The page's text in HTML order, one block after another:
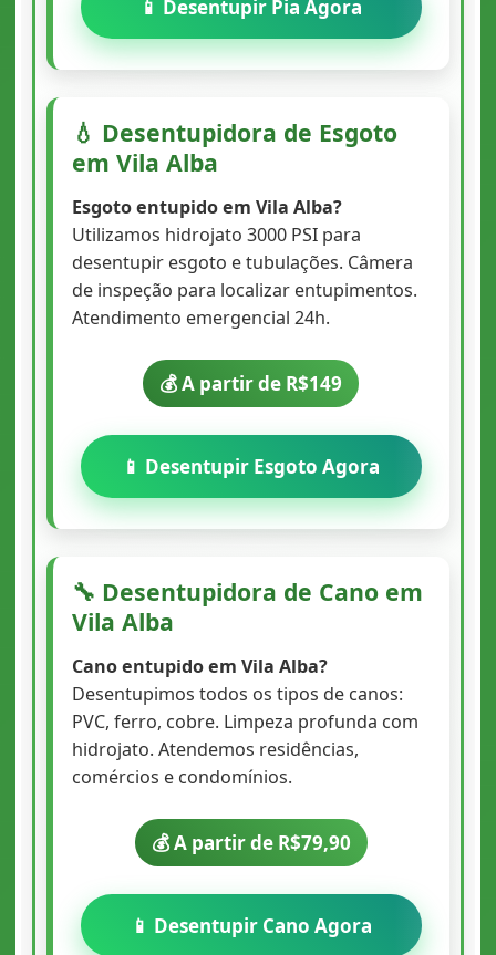
📱 Desentupir Pia Agora
💧 Desentupidora de Esgoto
em Vila Alba
Esgoto entupido em Vila Alba?
Utilizamos hidrojato 3000 PSI para
desentupir esgoto e tubulações. Câmera
de inspeção para localizar entupimentos.
Atendimento emergencial 24h.
💰 A partir de R$149
📱 Desentupir Esgoto Agora
🔧 Desentupidora de Cano em
Vila Alba
Cano entupido em Vila Alba?
Desentupimos todos os tipos de canos:
PVC, ferro, cobre. Limpeza profunda com
hidrojato. Atendemos residências,
comércios e condomínios.
💰 A partir de R$79,90
📱 Desentupir Cano Agora